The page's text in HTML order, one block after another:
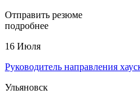
Отправить резюме
подробнее
16 Июля
Руководитель направления
Ульяновск